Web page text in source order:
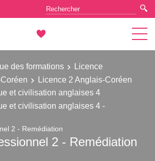
des formations
Licence
Licence 2 Anglais-Coréen
et civilisation anglaises 4
et civilisation anglaises 4 -
2 - Remédiation
2 - Remédiation